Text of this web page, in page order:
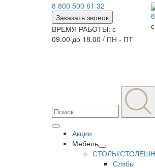
8 800 500 61 32
Заказать звонок
ВРЕМЯ РАБОТЫ: с
09.00 до 18.00 / ПН - ПТ
Акции
Мебель
СТОЛЫ/
Слэбы